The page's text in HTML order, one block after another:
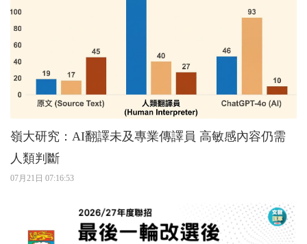
嶺大研究：AI翻譯未及專業傳譯員 高敏感內容仍需
人類判斷
07月21日 07:16:53